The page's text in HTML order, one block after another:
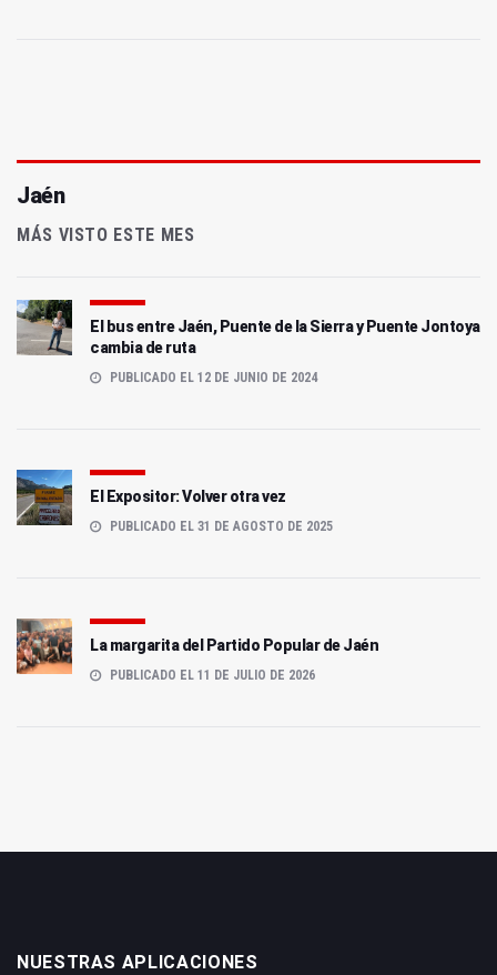
Jaén
MÁS VISTO ESTE MES
El bus entre Jaén, Puente de la Sierra y Puente Jontoya
cambia de ruta
PUBLICADO EL 12 DE JUNIO DE 2024
El Expositor: Volver otra vez
PUBLICADO EL 31 DE AGOSTO DE 2025
La margarita del Partido Popular de Jaén
PUBLICADO EL 11 DE JULIO DE 2026
NUESTRAS APLICACIONES